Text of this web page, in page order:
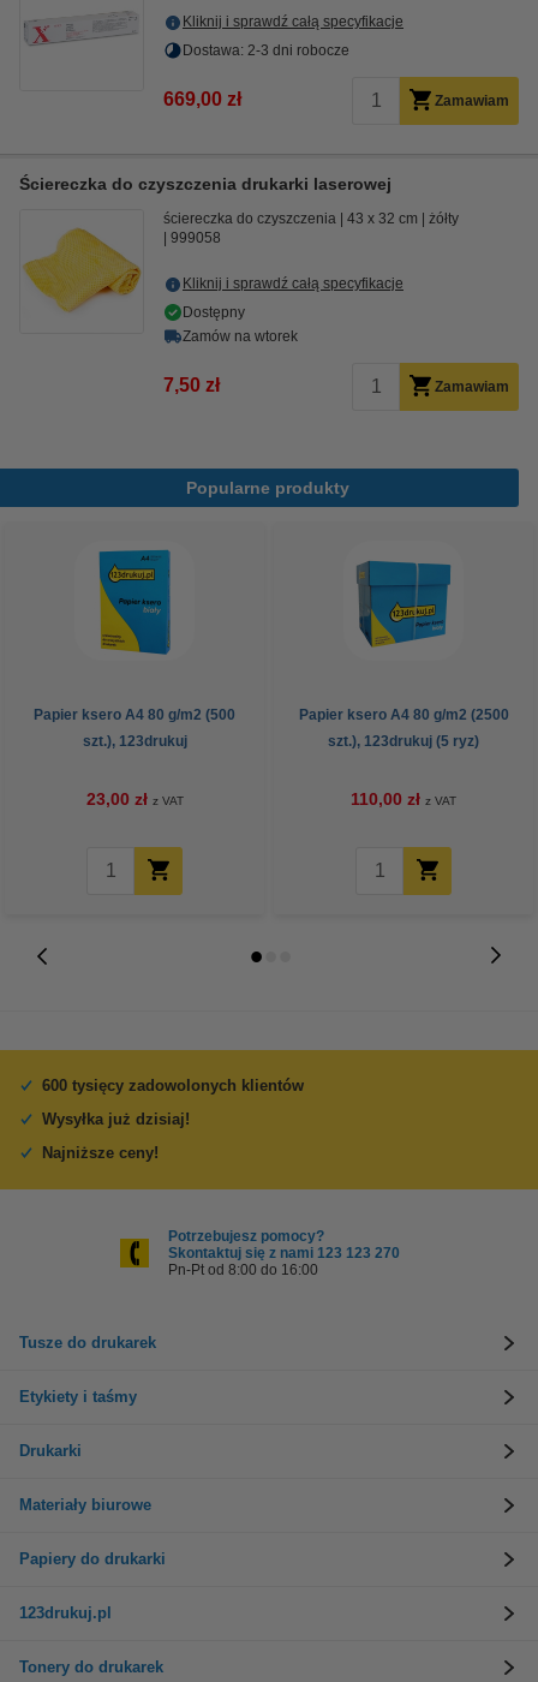
Kliknij i sprawdź całą specyfikacje
Dostawa: 2-3 dni robocze
669,00 zł Zamawiam
Ściereczka do czyszczenia drukarki laserowej
ściereczka do czyszczenia 43 x 32 cm
żółty
999058
Kliknij i sprawdź całą specyfikacje
Dostępny
Zamów na wtorek
7,50 zł Zamawiam
Popularne produkty
Papier ksero A4 80 g/m2 (500
szt.), 123drukuj
23,00 zł z VAT
Papier ksero A4 80 g/m2 (2500
szt.), 123drukuj (5 ryz)
110,00 zł z VAT
600 tysięcy zadowolonych klientów
Wysyłka już dzisiaj!
Najniższe ceny!
Potrzebujesz pomocy?
Skontaktuj się z nami 123 123 270
Pn-Pt od 8:00 do 16:00
Tusze do drukarek
Etykiety i taśmy
Drukarki
Materiały biurowe
Papiery do drukarki
123drukuj.pl
Tonery do drukarek